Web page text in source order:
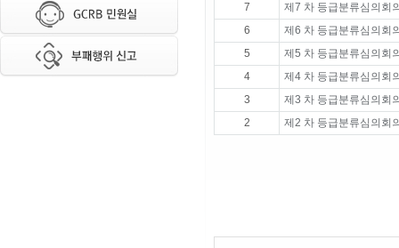
7
제7 차 등급분류심의회
6
제6 차 등급분류심의회
5
제5 차 등급분류심의회
4
제4 차 등급분류심의회
3
제3 차 등급분류심의회
2
제2 차 등급분류심의회